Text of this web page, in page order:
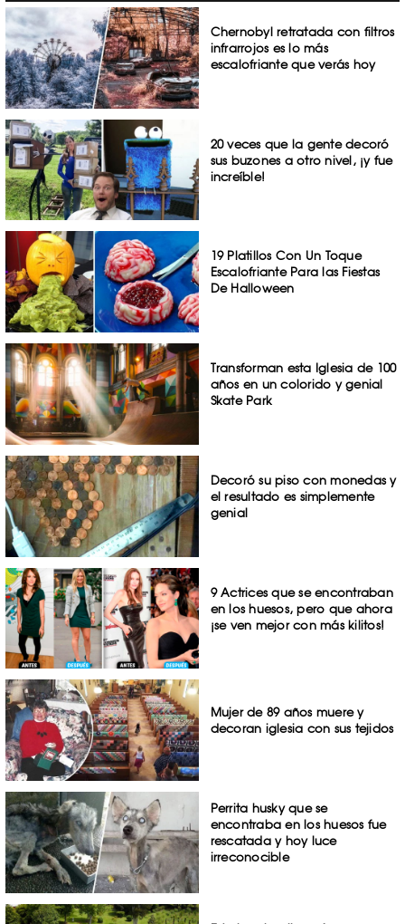
Chernobyl retratada con filtros
infrarrojos es lo más
escalofriante que verás hoy
20 veces que la gente decoró
sus buzones a otro nivel, ¡y fue
increíble!
19 Platillos Con Un Toque
Escalofriante Para las Fiestas
De Halloween
Transforman esta Iglesia de 100
años en un colorido y genial
Skate Park
Decoró su piso con monedas y
el resultado es simplemente
genial
9 Actrices que se encontraban
en los huesos, pero que ahora
¡se ven mejor con más kilitos!
Mujer de 89 años muere y
decoran iglesia con sus tejidos
Perrita husky que se
encontraba en los huesos fue
rescatada y hoy luce
irreconocible